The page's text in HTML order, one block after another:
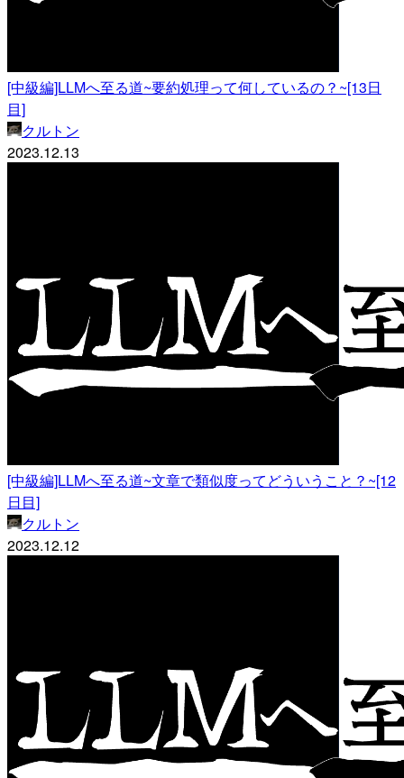
[中級編]LLMへ至る道~要約処理って何しているの？~[13日
目]
クルトン
2023.12.13
[中級編]LLMへ至る道~文章で類似度ってどういうこと？~[12
日目]
クルトン
2023.12.12